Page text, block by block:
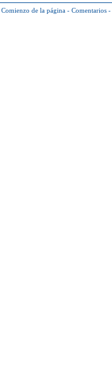
Comienzo de la página - Comentarios -